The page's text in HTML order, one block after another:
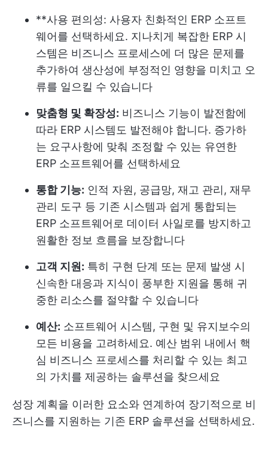
**사용 편의성: 사용자 친화적인 ERP 소프트
웨어를 선택하세요. 지나치게 복잡한 ERP 시
스템은 비즈니스 프로세스에 더 많은 문제를
추가하여 생산성에 부정적인 영향을 미치고 오
류를 일으킬 수 있습니다
맞춤형 및 확장성: 비즈니스 기능이 발전함에
따라 ERP 시스템도 발전해야 합니다. 증가하
는 요구사항에 맞춰 조정할 수 있는 유연한
ERP 소프트웨어를 선택하세요
통합 기능: 인적 자원, 공급망, 재고 관리, 재무
관리 도구 등 기존 시스템과 쉽게 통합되는
ERP 소프트웨어로 데이터 사일로를 방지하고
원활한 정보 흐름을 보장합니다
고객 지원: 특히 구현 단계 또는 문제 발생 시
신속한 대응과 지식이 풍부한 지원을 통해 귀
중한 리소스를 절약할 수 있습니다
예산: 소프트웨어 시스템, 구현 및 유지보수의
모든 비용을 고려하세요. 예산 범위 내에서 핵
심 비즈니스 프로세스를 처리할 수 있는 최고
의 가치를 제공하는 솔루션을 찾으세요
성장 계획을 이러한 요소와 연계하여 장기적으로 비
즈니스를 지원하는 기존 ERP 솔루션을 선택하세요.